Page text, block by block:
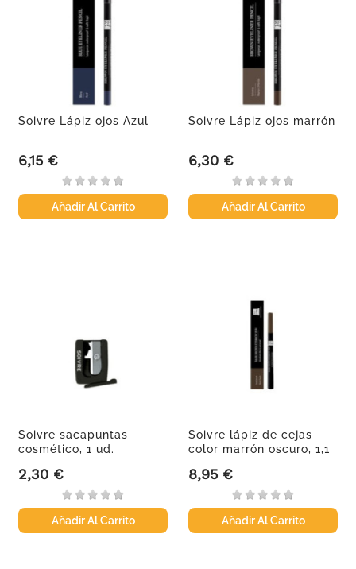
Soivre Lápiz ojos Azul
Precio
6,15 €
Añadir Al Carrito
Soivre Lápiz ojos marrón
Precio
6,30 €
Añadir Al Carrito
Soivre sacapuntas
cosmético, 1 ud.
Precio
2,30 €
Añadir Al Carrito
Soivre lápiz de cejas
color marrón oscuro, 1,1
Precio
8,95 €
Añadir Al Carrito